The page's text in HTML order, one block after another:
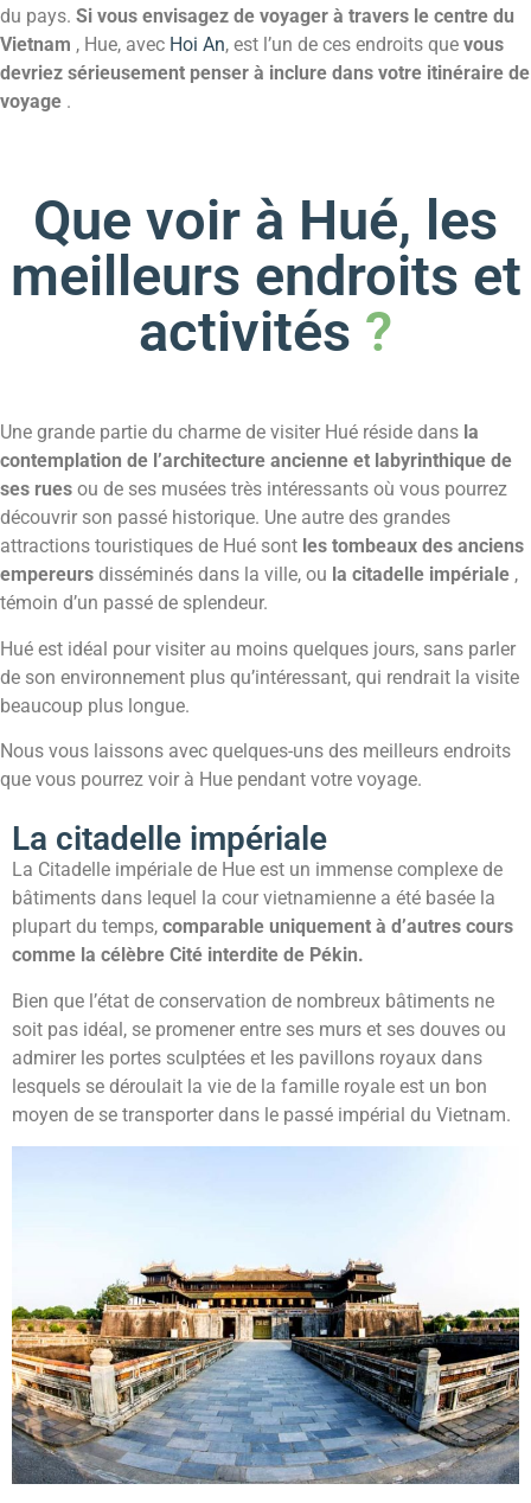
du pays. Si vous envisagez de voyager à travers le centre du
Vietnam , Hue, avec Hoi An, est l’un de ces endroits que vous
devriez sérieusement penser à inclure dans votre itinéraire de
voyage .
Que voir à Hué, les
meilleurs endroits et
activités ?
Une grande partie du charme de visiter Hué réside dans la
contemplation de l’architecture ancienne et labyrinthique de
ses rues ou de ses musées très intéressants où vous pourrez
découvrir son passé historique. Une autre des grandes
attractions touristiques de Hué sont les tombeaux des anciens
empereurs disséminés dans la ville, ou la citadelle impériale ,
témoin d’un passé de splendeur.
Hué est idéal pour visiter au moins quelques jours, sans parler
de son environnement plus qu’intéressant, qui rendrait la visite
beaucoup plus longue.
Nous vous laissons avec quelques-uns des meilleurs endroits
que vous pourrez voir à Hue pendant votre voyage.
La citadelle impériale
La Citadelle impériale de Hue est un immense complexe de
bâtiments dans lequel la cour vietnamienne a été basée la
plupart du temps, comparable uniquement à d’autres cours
comme la célèbre Cité interdite de Pékin.
Bien que l’état de conservation de nombreux bâtiments ne
soit pas idéal, se promener entre ses murs et ses douves ou
admirer les portes sculptées et les pavillons royaux dans
lesquels se déroulait la vie de la famille royale est un bon
moyen de se transporter dans le passé impérial du Vietnam.